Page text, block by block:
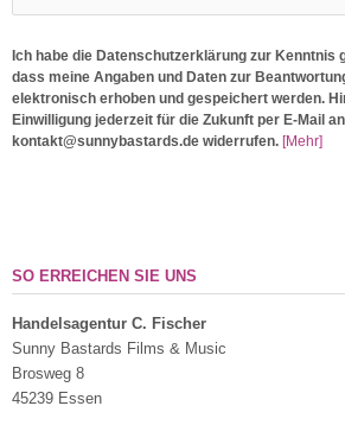
Ich habe die Datenschutzerklärung zur Kenntnis
dass meine Angaben und Daten zur
elektronisch erhoben und gespeichert werden.
Einwilligung jederzeit für die Zukunft per E-Mail an
kontakt@sunnybastards.de widerrufen. [Mehr]
SO ERREICHEN SIE UNS
Handelsagentur C. Fischer
Sunny Bastards Films & Music
Brosweg 8
45239 Essen